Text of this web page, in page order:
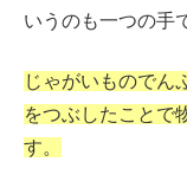
いうのも一つの手
じゃがいものでん
をつぶしたことで
す。